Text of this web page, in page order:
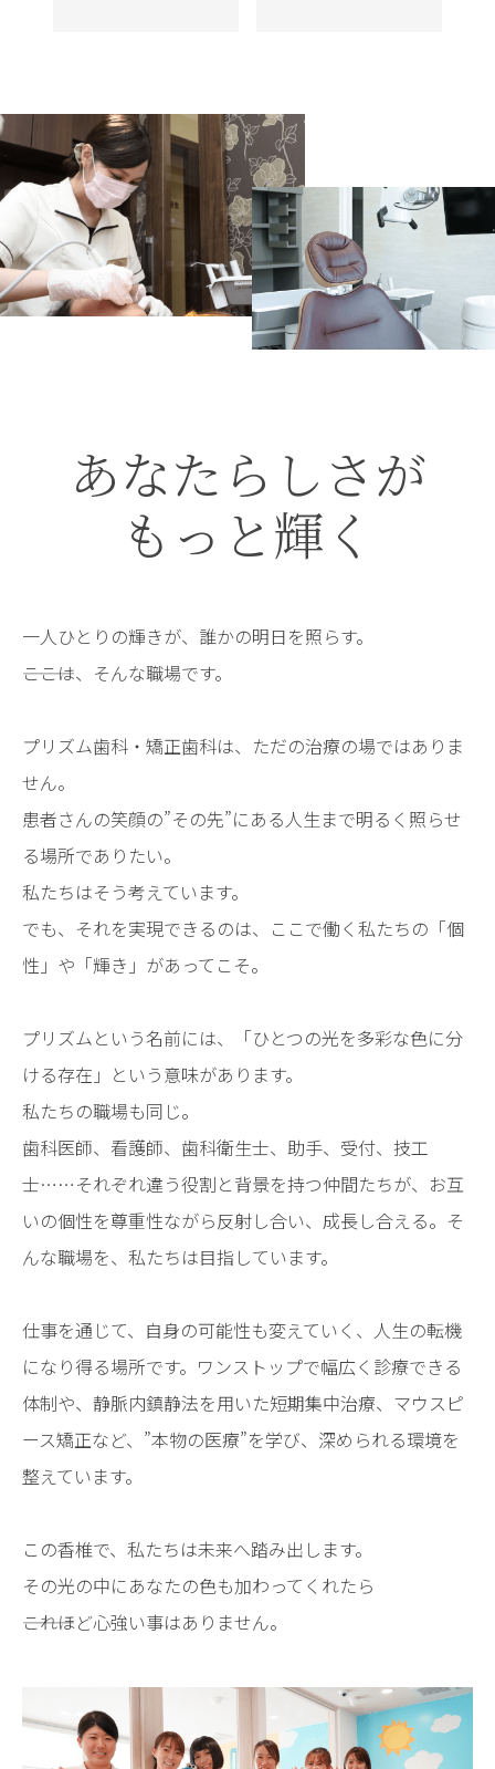
あなたらしさが
もっと輝く
一人ひとりの輝きが、誰かの明日を照らす。
―――ここは、そんな職場です。
プリズム歯科・矯正歯科は、ただの治療の場ではありま
せん。
患者さんの笑顔の”その先”にある人生まで明るく照らせ
る場所でありたい。
私たちはそう考えています。
でも、それを実現できるのは、ここで働く私たちの「個
性」や「輝き」があってこそ。
プリズムという名前には、「ひとつの光を多彩な色に分
ける存在」という意味があります。
私たちの職場も同じ。
歯科医師、看護師、歯科衛生士、助手、受付、技工
士……それぞれ違う役割と背景を持つ仲間たちが、お互
いの個性を尊重性ながら反射し合い、成長し合える。そ
んな職場を、私たちは目指しています。
仕事を通じて、自身の可能性も変えていく、人生の転機
になり得る場所です。ワンストップで幅広く診療できる
体制や、静脈内鎮静法を用いた短期集中治療、マウスピ
ース矯正など、”本物の医療”を学び、深められる環境を
整えています。
この香椎で、私たちは未来へ踏み出します。
その光の中にあなたの色も加わってくれたら
―――これほど心強い事はありません。